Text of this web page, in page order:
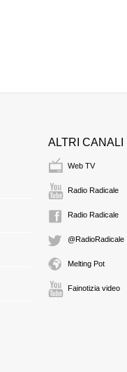
ALTRI CANALI
Web TV
Radio Radicale
Radio Radicale
@RadioRadicale
Melting Pot
Fainotizia video